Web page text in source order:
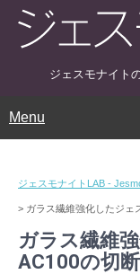
ジェスモナイト
Menu
ジェスモナイトLAB -
> ガラス繊維強化したジェ
ガラス繊維
AC100の切